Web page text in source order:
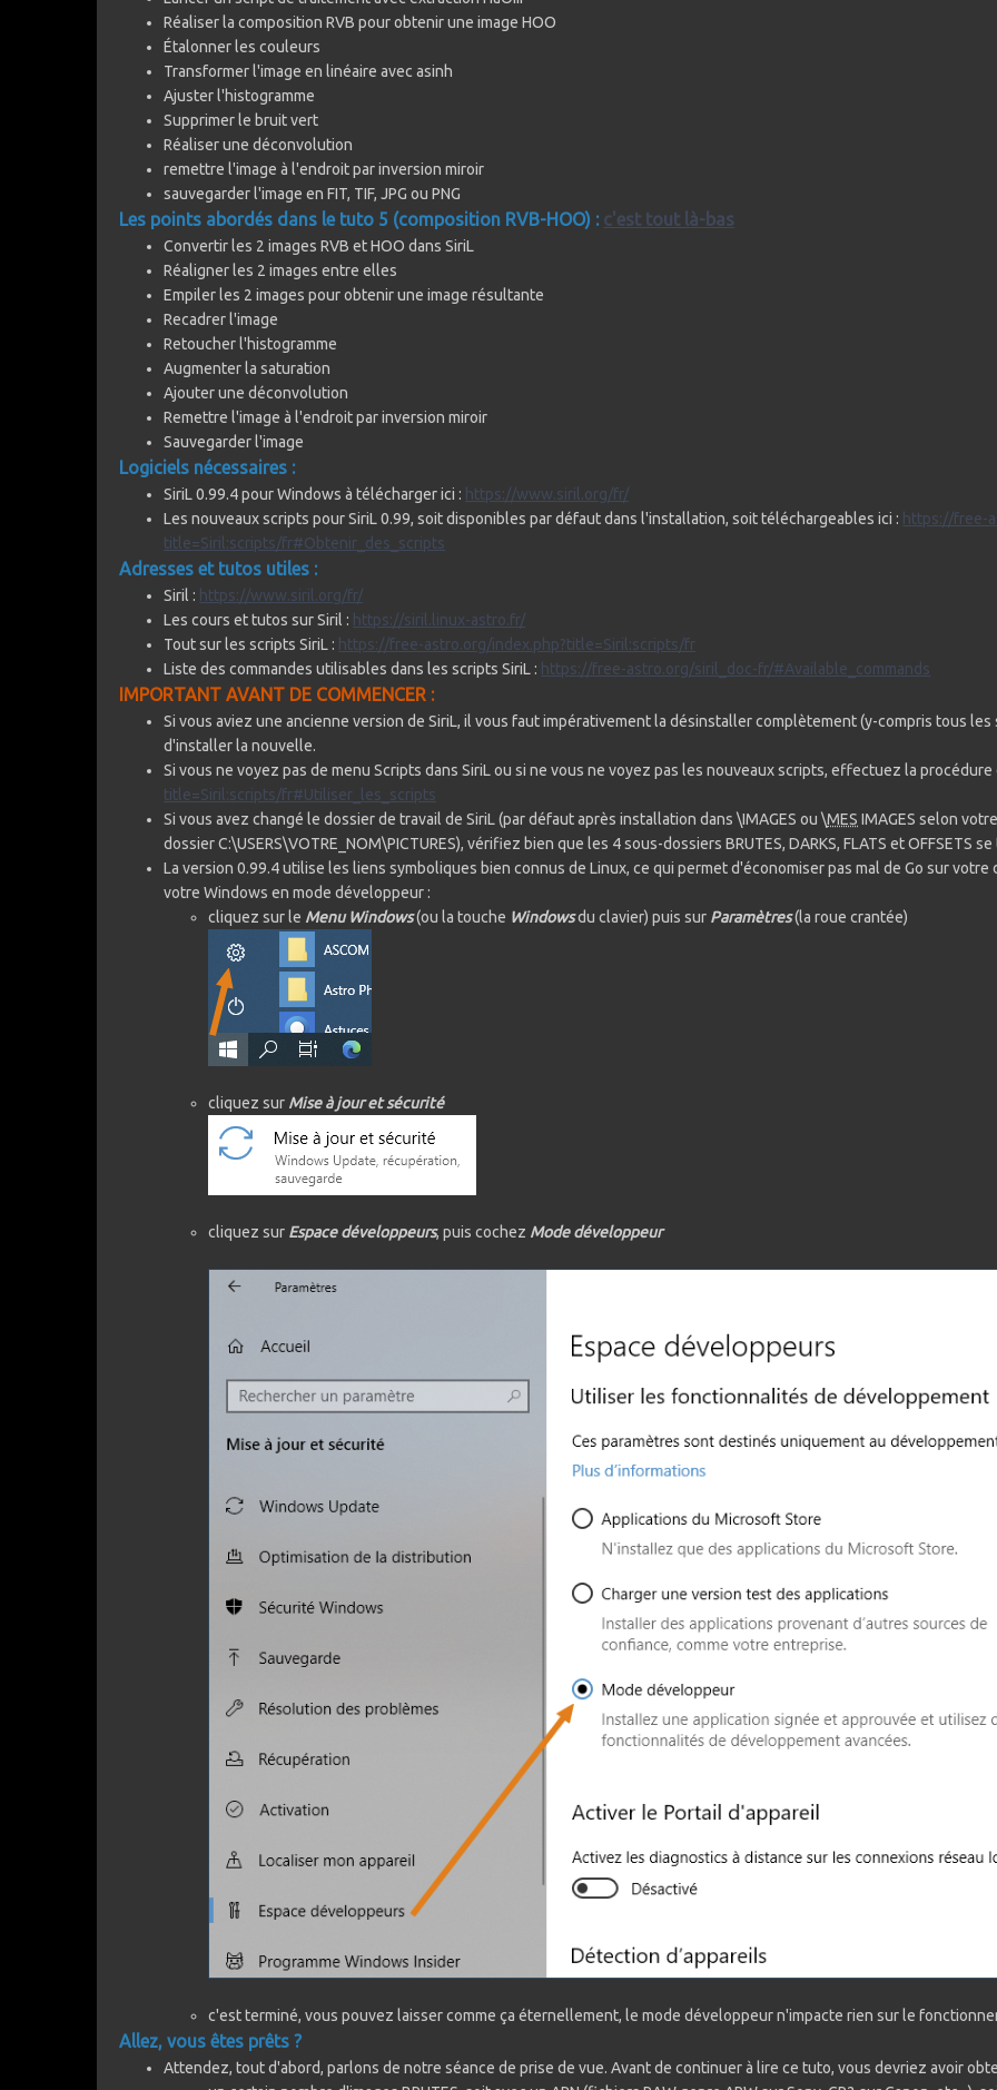
Réaliser la composition RVB pour obtenir une image HOO
Étalonner les couleurs
Transformer l'image en linéaire avec asinh
Ajuster l'histogramme
Supprimer le bruit vert
Réaliser une déconvolution
remettre l'image à l'endroit par inversion miroir
sauvegarder l'image en FIT, TIF, JPG ou PNG
Les points abordés dans le tuto 5 (composition RVB-HOO) : c'est tout là-bas
Convertir les 2 images RVB et HOO dans SiriL
Réaligner les 2 images entre elles
Empiler les 2 images pour obtenir une image résultante
Recadrer l'image
Retoucher l'histogramme
Augmenter la saturation
Ajouter une déconvolution
Remettre l'image à l'endroit par inversion miroir
Sauvegarder l'image
Logiciels nécessaires :
SiriL 0.99.4 pour Windows à télécharger ici : https://www.siril.org/fr/
Les nouveaux scripts pour SiriL 0.99, soit disponibles par défaut dans l'installation, soit téléchargeables ici : https://free-
title=Siril:scripts/fr#Obtenir_des_scripts
Adresses et tutos utiles :
Siril : https://www.siril.org/fr/
Les cours et tutos sur Siril : https://siril.linux-astro.fr/
Tout sur les scripts SiriL : https://free-astro.org/index.php?title=Siril:scripts/fr
Liste des commandes utilisables dans les scripts SiriL : https://free-astro.org/siril_doc-fr/#Available_commands
IMPORTANT AVANT DE COMMENCER :
Si vous aviez une ancienne version de SiriL, il vous faut impérativement la désinstaller complètement (y-compris tous
d'installer la nouvelle.
Si vous ne voyez pas de menu Scripts dans SiriL ou si ne vous ne voyez pas les nouveaux scripts, effectuez la procédure
title=Siril:scripts/fr#Utiliser_les_scripts
Si vous avez changé le dossier de travail de SiriL (par défaut après installation dans \IMAGES ou \MES IMAGES selon
dossier C:\USERS\VOTRE_NOM\PICTURES), vérifiez bien que les 4 sous-dossiers BRUTES, DARKS, FLATS et OFFSETS
La version 0.99.4 utilise les liens symboliques bien connus de Linux, ce qui permet d'économiser pas mal de Go sur
votre Windows en mode développeur :
cliquez sur le Menu Windows(ou la touche Windowsdu clavier) puis sur Paramètres(la roue crantée)
cliquez sur Mise à jour et sécurité
cliquez sur Espace développeurs, puis cochez Mode développeur
c'est terminé, vous pouvez laisser comme ça éternellement, le mode développeur n'impacte rien sur le
Allez, vous êtes prêts ?
Attendez, tout d'abord, parlons de notre séance de prise de vue. Avant de continuer à lire ce tuto, vous devriez avoir